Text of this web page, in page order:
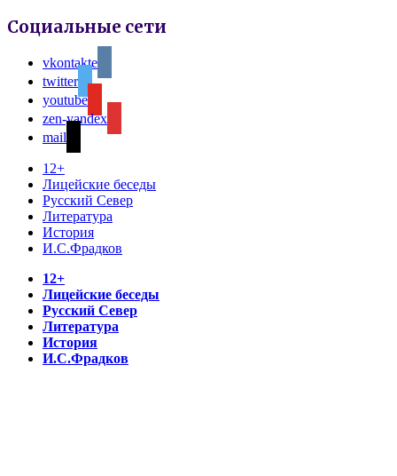
Социальные сети
vkontakte
twitter
youtube
zen-yandex
mail
12+
Лицейские беседы
Русский Север
Литература
История
И.С.Фрадков
12+
Лицейские беседы
Русский Север
Литература
История
И.С.Фрадков